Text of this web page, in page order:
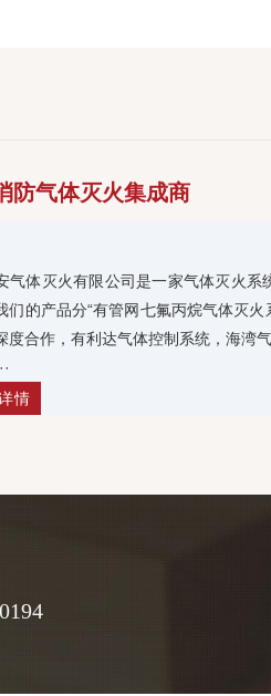
防气体灭火集成商
气体灭火有限公司是一家气体灭火
们的产品分“有管网七氟丙烷气体灭
度合作，有利达气体控制系统，海湾
情